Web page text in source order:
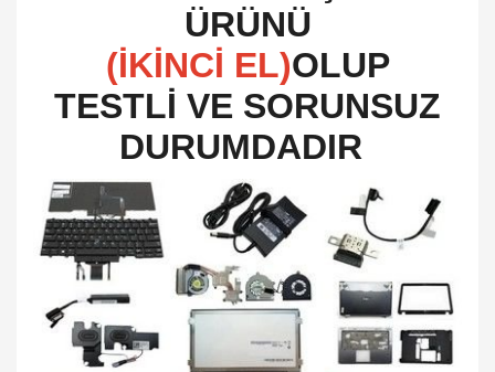
ÜRÜNÜ
(İKİNCİ EL)OLUP
TESTLİ VE SORUNSUZ
DURUMDADIR